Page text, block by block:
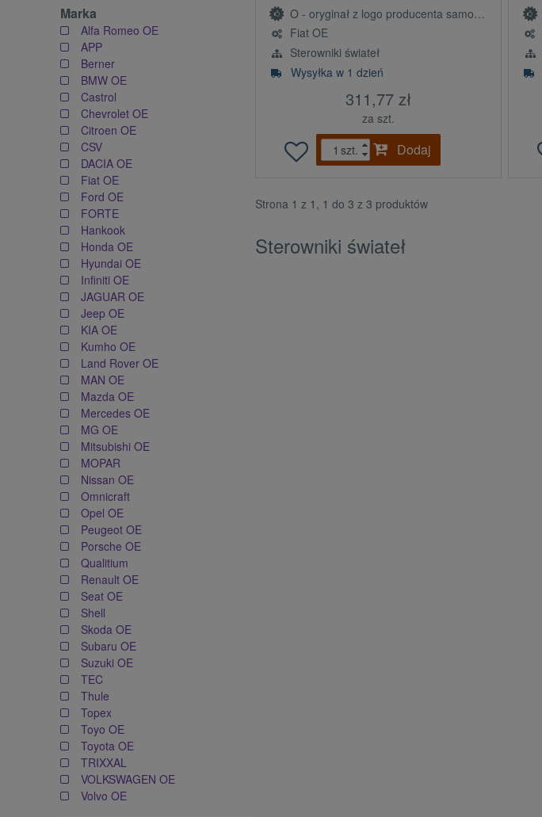
Marka
Alfa Romeo OE
APP
Berner
BMW OE
Castrol
Chevrolet OE
Citroen OE
CSV
DACIA OE
Fiat OE
Ford OE
FORTE
Hankook
Honda OE
Hyundai OE
Infiniti OE
JAGUAR OE
Jeep OE
KIA OE
Kumho OE
Land Rover OE
MAN OE
Mazda OE
Mercedes OE
MG OE
Mitsubishi OE
MOPAR
Nissan OE
Omnicraft
Opel OE
Peugeot OE
Porsche OE
Qualitium
Renault OE
Seat OE
Shell
Skoda OE
Subaru OE
Suzuki OE
TEC
Thule
Topex
Toyo OE
Toyota OE
TRIXXAL
VOLKSWAGEN OE
Volvo OE
O - oryginał z logo producenta samochodu (OE)
Fiat OE
Sterowniki świateł
Wysyłka w 1 dzień
311,77 zł
za szt.
szt.
Dodaj
Strona 1 z 1, 1 do 3 z 3 produktów
Sterowniki świateł